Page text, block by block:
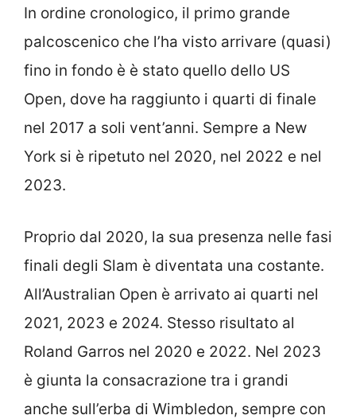
In ordine cronologico, il primo grande
palcoscenico che l’ha visto arrivare (quasi)
fino in fondo è è stato quello dello US
Open, dove ha raggiunto i quarti di finale
nel 2017 a soli vent’anni. Sempre a New
York si è ripetuto nel 2020, nel 2022 e nel
2023.
Proprio dal 2020, la sua presenza nelle fasi
finali degli Slam è diventata una costante.
All’Australian Open è arrivato ai quarti nel
2021, 2023 e 2024. Stesso risultato al
Roland Garros nel 2020 e 2022. Nel 2023
è giunta la consacrazione tra i grandi
anche sull’erba di Wimbledon, sempre con